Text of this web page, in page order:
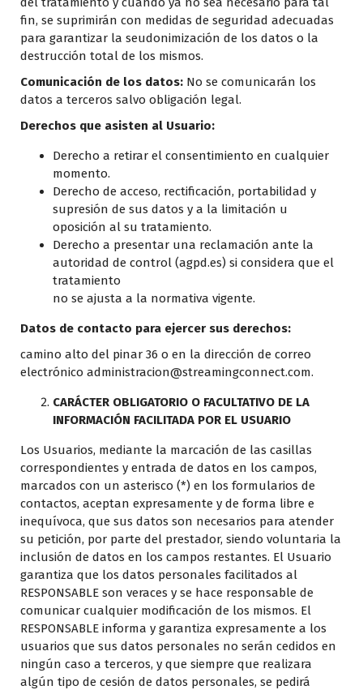
fin, se suprimirán con medidas de seguridad adecuadas
para garantizar la seudonimización de los datos o la
destrucción total de los mismos.
Comunicación de los datos: No se comunicarán los
datos a terceros salvo obligación legal.
Derechos que asisten al Usuario:
Derecho a retirar el consentimiento en cualquier
momento.
Derecho de acceso, rectificación, portabilidad y
supresión de sus datos y a la limitación u
oposición al su tratamiento.
Derecho a presentar una reclamación ante la
autoridad de control (agpd.es) si considera que el
tratamiento
no se ajusta a la normativa vigente.
Datos de contacto para ejercer sus derechos:
camino alto del pinar 36 o en la dirección de correo
electrónico administracion@streamingconnect.com.
CARÁCTER OBLIGATORIO O FACULTATIVO DE LA
INFORMACIÓN FACILITADA POR EL USUARIO
Los Usuarios, mediante la marcación de las casillas
correspondientes y entrada de datos en los campos,
marcados con un asterisco (*) en los formularios de
contactos, aceptan expresamente y de forma libre e
inequívoca, que sus datos son necesarios para atender
su petición, por parte del prestador, siendo voluntaria la
inclusión de datos en los campos restantes. El Usuario
garantiza que los datos personales facilitados al
RESPONSABLE son veraces y se hace responsable de
comunicar cualquier modificación de los mismos. El
RESPONSABLE informa y garantiza expresamente a los
usuarios que sus datos personales no serán cedidos en
ningún caso a terceros, y que siempre que realizara
algún tipo de cesión de datos personales, se pedirá